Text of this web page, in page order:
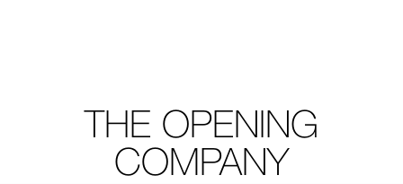
THE OPENING
COMPANY